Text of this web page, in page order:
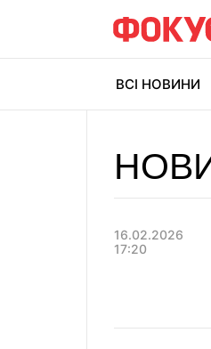
ВСІ НОВИНИ
16.02.2026
17:20